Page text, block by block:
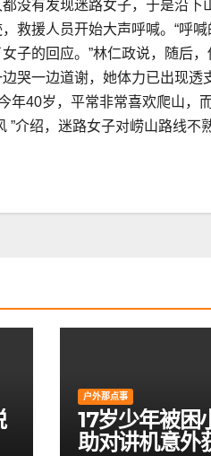
没有发现迷路女子，于是沿
救援人员开始大声呼喊。“呼
子的回应。”林仁政说，随后
哭一边道谢，她体力已出现透
年40岁，平常非常喜欢爬山
”介绍，迷路女子对崂山路线不
户外那点事
17岁少年被困
助对讲机意外